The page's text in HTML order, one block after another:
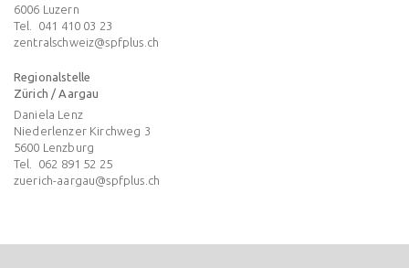
6006 Luzern
Tel.
041 410 03 23
zentralschweiz@spfplus.ch
Regionalstelle
Zürich / Aargau
Daniela Lenz
Niederlenzer Kirchweg 3
5600 Lenzburg
Tel.
062 891 52 25
zuerich-aargau@spfplus.ch